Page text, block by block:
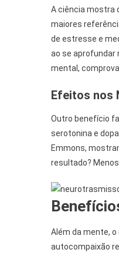
A ciência mostra
maiores
de estresse e
ao se aprofundar
mental,
Efeitos nos
Outro benefício
serotonina e
Emmons,
resultado?
Além da mente,
autocompaixão